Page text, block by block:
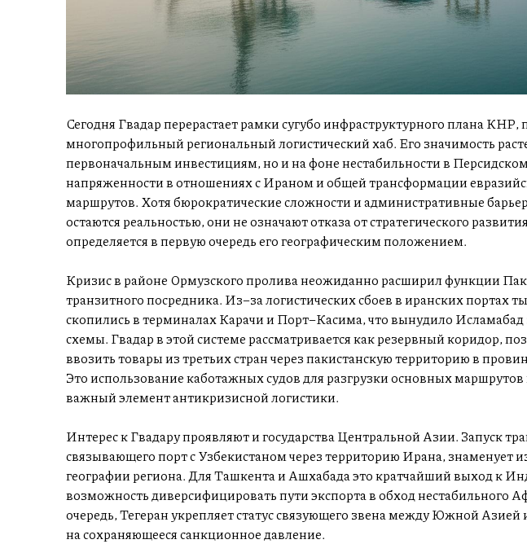
Сегодня Гвадар перерастает рамки сугубо инфраструктурного плана КНР,
многопрофильный региональный логистический хаб. Его значимость
первоначальным инвестициям, но и на фоне нестабильности в
напряженности в отношениях с Ираном и общей трансформации
маршрутов. Хотя бюрократические сложности и административные
остаются реальностью, они не означают отказа от стратегического
определяется в первую очередь его географическим положением.
Кризис в районе Ормузского пролива неожиданно расширил функции
транзитного посредника. Из–за логистических сбоев в иранских портах
скопились в терминалах Карачи и Порт–Касима, что вынудило Исламабад
схемы. Гвадар в этой системе рассматривается как резервный коридор,
ввозить товары из третьих стран через пакистанскую территорию в
Это использование каботажных судов для разгрузки основных
важный элемент антикризисной логистики.
Интерес к Гвадару проявляют и государства Центральной Азии. Запуск
связывающего порт с Узбекистаном через территорию Ирана, знаменует
географии региона. Для Ташкента и Ашхабада это кратчайший выход к
возможность диверсифицировать пути экспорта в обход нестабильного
очередь, Тегеран укрепляет статус связующего звена между Южной Азией
на сохраняющееся санкционное давление.